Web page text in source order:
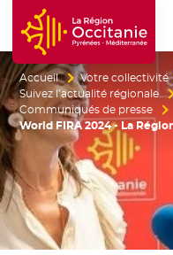
Accueil
Accueil Votre collectivité
Suivez l’actualité régionale
Communiqués de presse
World FIRA 2024 - La